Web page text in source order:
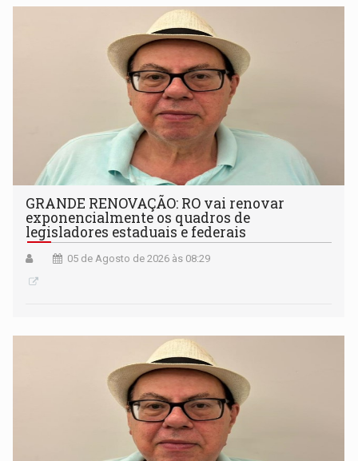
GRANDE RENOVAÇÃO: RO vai renovar
exponencialmente os quadros de
legisladores estaduais e federais
05 de Agosto de 2026 às 08:29